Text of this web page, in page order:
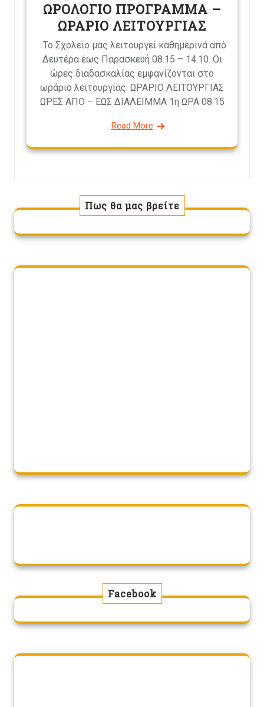
ΩΡΟΛΟΓΙΟ ΠΡΟΓΡΑΜΜΑ –
ΩΡΑΡΙΟ ΛΕΙΤΟΥΡΓΙΑΣ
Το Σχολείο μας λειτουργεί καθημερινά από
Δευτέρα έως Παρασκευή 08.15 – 14.10. Οι
ώρες διαδασκαλίας εμφανίζονται στο
ωράριο λειτουργίας. ΩΡΑΡΙΟ ΛΕΙΤΟΥΡΓΙΑΣ
ΩΡΕΣ ΑΠΟ – ΕΩΣ ΔΙΑΛΕΙΜΜΑ 1η ΩΡΑ 08:15
Read More
Πως θα μας βρείτε
Facebook